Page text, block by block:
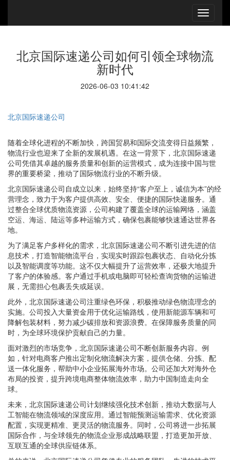
北京国际速递公司如何引领全球物流
新时代
2026-06-03 10:41:42
北京国际速递公司
随着全球化进程的不断加快，跨国贸易和国际交流变得日益频繁，
物流行业也迎来了全新的发展机遇。在这一背景下，北京国际速递
公司凭借其卓越的服务质量和创新的运营模式，成为连接中国与世
界的重要桥梁，推动了国际物流行业的不断升级。
北京国际速递公司自成立以来，始终坚持“客户至上，诚信为本”的经
营理念，致力于为客户提供高效、安全、便捷的国际快递服务。通
过整合全球优质物流资源，公司构建了覆盖全球的运输网络，涵盖
空运、海运、陆运等多种运输方式，确保包裹能够快速通达世界各
地。
为了满足客户多样化的需求，北京国际速递公司不断引进先进的信
息技术，打造智能物流平台，实现实时跟踪包裹状态、自动化分拣
以及智能调度等功能。这不仅大幅提升了运营效率，还极大地提升
了客户的体验感。客户通过手机或电脑即可轻松查询货物的运输进
展，无需担心包裹丢失或延误。
此外，北京国际速递公司注重绿色环保，积极推动绿色物流理念的
实施。公司投入大量资金用于优化运输路线，使用新能源车辆和可
降解包装材料，努力减少碳排放和资源浪费。在保障服务质量的同
时，为全球环境保护贡献自己的力量。
面对激烈的市场竞争，北京国际速递公司不断创新服务内容。例
如，针对电商客户推出定制化物流解决方案，提供仓储、分拣、配
送一体化服务，帮助中小企业拓展海外市场。公司还加大对海外仓
布局的投资，提升跨境电商整体物流效率，助力中国制造走向全
球。
未来，北京国际速递公司计划继续强化技术创新，推动大数据与人
工智能在物流领域的深度应用。通过智能预测运输需求、优化资源
配置，实现更精准、更灵活的物流服务。同时，公司将进一步拓展
国际合作，与全球领先的物流企业形成战略联盟，打造更加开放、
互联互通的全球供应链体系。